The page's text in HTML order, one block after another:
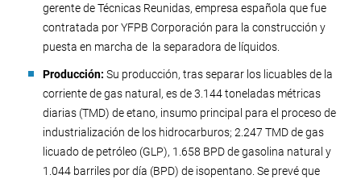
gerente de Técnicas Reunidas, empresa española que fue
contratada por YFPB Corporación para la construcción y
puesta en marcha de la separadora de líquidos.
Producción: Su producción, tras separar los licuables de la
corriente de gas natural, es de 3.144 toneladas métricas
diarias (TMD) de etano, insumo principal para el proceso de
industrialización de los hidrocarburos; 2.247 TMD de gas
licuado de petróleo (GLP), 1.658 BPD de gasolina natural y
1.044 barriles por día (BPD) de isopentano. Se prevé que